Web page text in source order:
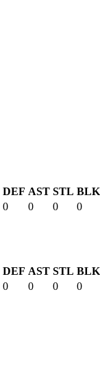
DEF AST STL BLK
0 0 0 0
DEF AST STL BLK
0 0 0 0